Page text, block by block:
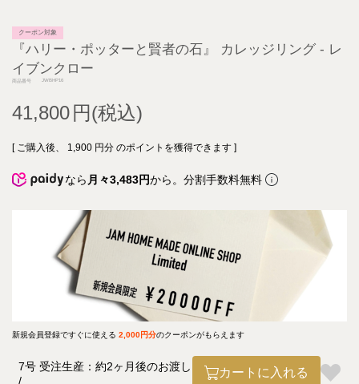
クーポン対象
『ハリー・ポッターと賢者の石』 カレッジリング - レ
イブンクロー
商品番号 JWBHP16
41,800
[ ご購入後、 1,900 円分 のポイントを獲得できます ]
なら 月々3,483円から。分割手数料無料
新規会員登録ですぐに使える 2,000円分のクーポンがもらえます
7号 受注生産：約2ヶ月後のお渡し カートに入れる